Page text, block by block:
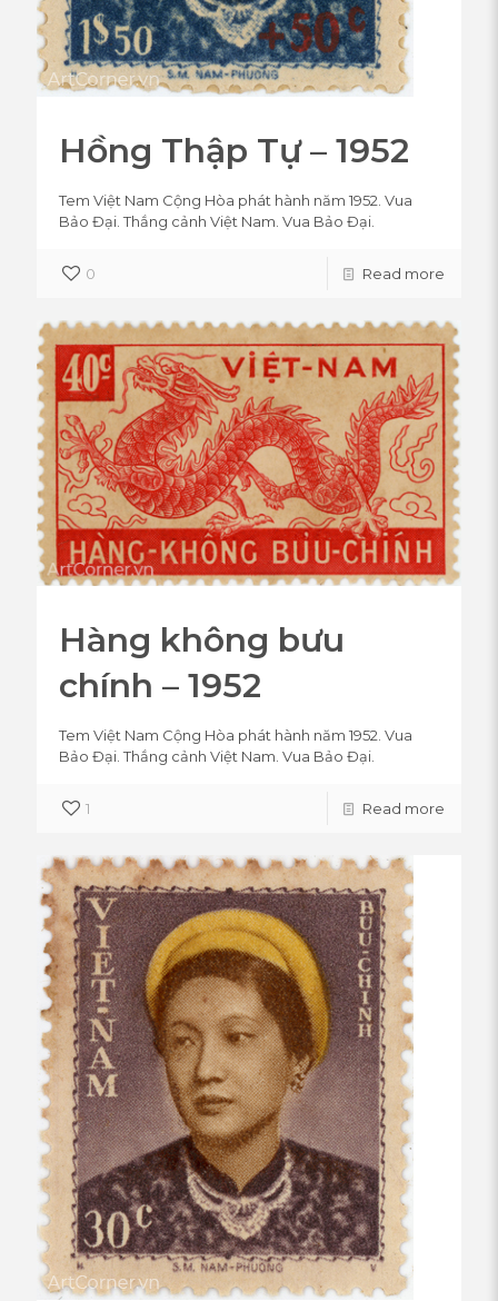
Hồng Thập Tự – 1952
Tem Việt Nam Cộng Hòa phát hành năm 1952. Vua
Bảo Đại. Thắng cảnh Việt Nam. Vua Bảo Đại.
0 Read more
Hàng không bưu
chính – 1952
Tem Việt Nam Cộng Hòa phát hành năm 1952. Vua
Bảo Đại. Thắng cảnh Việt Nam. Vua Bảo Đại.
1 Read more